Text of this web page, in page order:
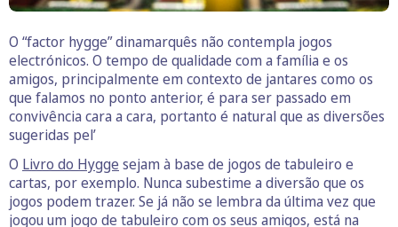
O “factor hygge” dinamarquês não contempla jogos
electrónicos. O tempo de qualidade com a família e os
amigos, principalmente em contexto de jantares como os
que falamos no ponto anterior, é para ser passado em
convivência cara a cara, portanto é natural que as diversões
sugeridas pel’
O Livro do Hygge sejam à base de jogos de tabuleiro e
cartas, por exemplo. Nunca subestime a diversão que os
jogos podem trazer. Se já não se lembra da última vez que
jogou um jogo de tabuleiro com os seus amigos, está na